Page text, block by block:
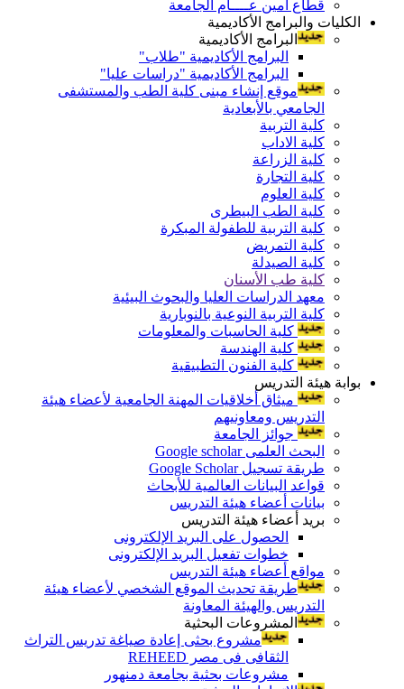
قطاع أمين عــــام الجامعة
الكليات والبرامج الأكاديمية
البرامج الأكاديمية
البرامج الأكاديمية "طلاب"
البرامج الأكاديمية "دراسات عليا"
موقع إنشاء مبنى كلية الطب والمستشفى
الجامعي بالأبعادية
كلية التربية
كلية الاداب
كلية الزراعة
كلية التجارة
كلية العلوم
كلية الطب البيطرى
كلية التربية للطفولة المبكرة
كلية التمريض
كلية الصيدلة
كلية طب الأسنان
معهد الدراسات العليا والبحوث البيئية
كلية التربية النوعية بالنوبارية
كلية الحاسبات والمعلومات
كلية الهندسة
كلية الفنون التطبيقية
بوابة هيئة التدريس
ميثاق أخلاقيات المهنة الجامعية لأعضاء هيئة
التدريس ومعاونيهم
جوائز الجامعة
البحث العلمى Google scholar
طريقة تسجيل Google Scholar
قواعد البيانات العالمية للأبحاث
بيانات أعضاء هيئة التدريس
بريد أعضاء هيئة التدريس
الحصول على البريد الإلكترونى
خطوات تفعيل البريد الإلكترونى
مواقع أعضاء هيئة التدريس
طريقة تحديث الموقع الشخصي لأعضاء هيئة
التدريس والهيئة المعاونة
المشروعات البحثية
مشروع بحثى إعادة صياغة تدريس التراث
الثقافى فى مصر REHEED
مشروعات بحثية بجامعة دمنهور